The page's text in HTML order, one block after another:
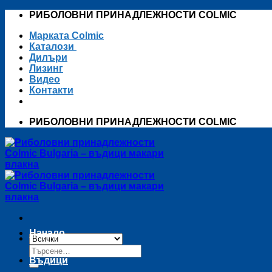
Skip
content
РИБОЛОВНИ ПРИНАДЛЕЖНОСТИ COLMIC
Марката Colmic
Каталози
Дилъри
Лизинг
Видео
Контакти
РИБОЛОВНИ ПРИНАДЛЕЖНОСТИ COLMIC
Търсене
за:
Начало
Въдици